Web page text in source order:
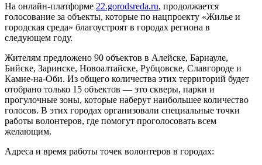
На онлайн-платформе 22.gorodsreda.ru, продолжается
голосование за объекты, которые по нацпроекту «Жилье и
городская среда» благоустроят в городах региона в
следующем году.
Жителям предложено 90 объектов в Алейске, Барнауле,
Бийске, Заринске, Новоалтайске, Рубцовске, Славгороде и
Камне-на-Оби. Из общего количества этих территорий будет
отобрано только 15 объектов — это скверы, парки и
прогулочные зоны, которые наберут наибольшее количество
голосов. В этих городах организовали специальные точки
работы волонтеров, где помогут проголосовать всем
желающим.
Адреса и время работы точек волонтеров в городах: